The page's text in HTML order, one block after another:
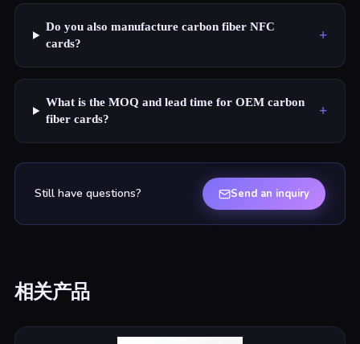
Do you also manufacture carbon fiber NFC
cards?
+
What is the MOQ and lead time for OEM carbon
fiber cards?
+
Still have questions? Send an inquiry
相关产品